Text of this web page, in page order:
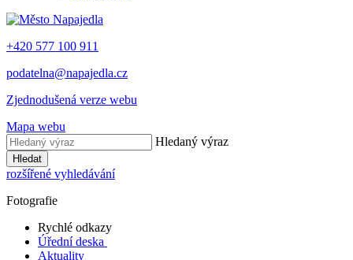
+420 577 100 911
podatelna@napajedla.cz
Zjednodušená verze webu
Mapa webu
Hledaný výraz
Hledat
rozšířené vyhledávání
Fotografie
Rychlé odkazy
Úřední deska
Aktuality